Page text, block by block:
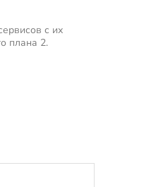
с их
плана 2.